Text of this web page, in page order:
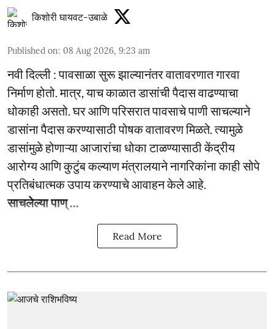
किशोरी घायवट-उबाळे
Published on: 08 Aug 2026, 9:23 am
नवी दिल्ली : पावसाळा सुरू झाल्यानंतर वातावरणात गारवा
निर्माण होतो. मात्र, याच काळात डासांची पैदास वाढण्याचा
धोकाही असतो. घर आणि परिसरात पावसाचे पाणी साचल्याने
डासांना पैदास करण्यासाठी पोषक वातावरण मिळते. त्यामुळे
डासांमुळे होणाऱ्या आजारांचा धोका टाळण्यासाठी केंद्रीय
आरोग्य आणि कुटुंब कल्याण मंत्रालयाने नागरिकांना काही सोपे
प्रतिबंधात्मक उपाय करण्याचे आवाहन केले आहे.
साचलेल्या पाण् ...
Read More